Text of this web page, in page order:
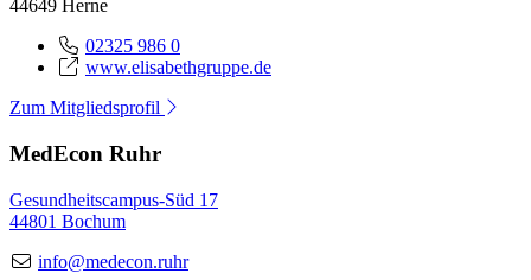
44649 Herne
02325 986 0
www.elisabethgruppe.de
Zum Mitgliedsprofil
MedEcon Ruhr
Gesundheitscampus-Süd 17
44801 Bochum
info@medecon.ruhr